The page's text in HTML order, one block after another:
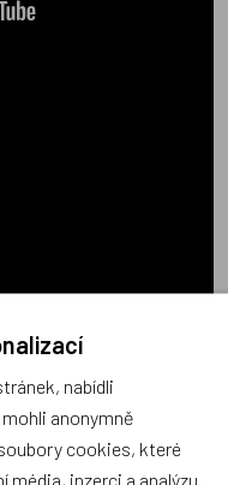
nabídli
anonymně
cookies, které
inzerci a analýzu.